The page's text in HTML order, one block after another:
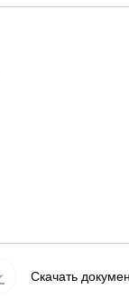
Скачать